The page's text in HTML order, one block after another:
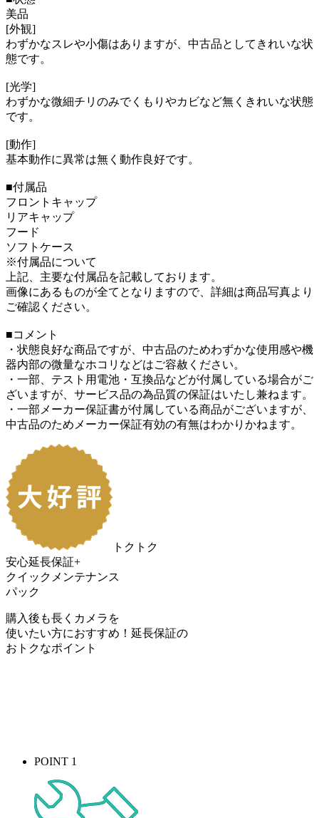
美品
[外観]
わずかなスレや小傷はありますが、中古品としてきれいな状
態です。
[光学]
わずかな微細チリのみでくもりやカビなど無くきれいな状態
です。
[動作]
基本動作に異常は無く動作良好です。
■付属品
フロントキャップ
リアキャップ
フード
ソフトケース
※付属品について
上記、主要な付属品を記載しております。
画像にあるものが全てとなりますので、詳細は商品写真より
ご確認ください。
■コメント
・状態良好な商品ですが、中古品のためわずかな使用感や機
器内部の微量なホコリなどはご容赦ください。
・一部、テスト用電池・互換品などが付属している場合がご
ざいますが、サービス品の為品質の保証はいたし兼ねます。
・一部メーカー保証書が付属している商品がございますが、
中古品のためメーカー保証有効の有無はわかりかねます。
トクトク
安心延長保証+
クイックメンテナンス
パック
購入後も長くカメラを
使いたい方におすすめ！ 延長保証の
おトクなポイント
POINT 1